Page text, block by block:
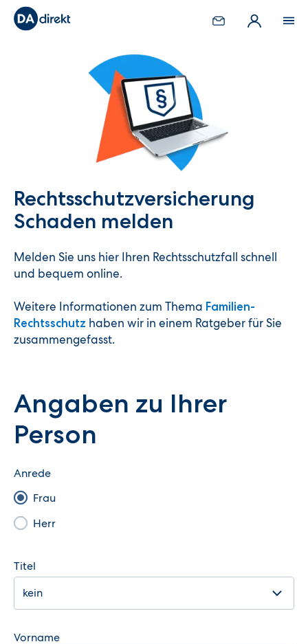
Rechtsschutzversicherung
Schaden melden
Melden Sie uns hier Ihren Rechtsschutzfall schnell
und bequem online.
Weitere Informationen zum Thema Familien-
Rechtsschutz haben wir in einem Ratgeber für Sie
zusammengefasst.